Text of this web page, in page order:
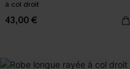
à col droit
43,00 €